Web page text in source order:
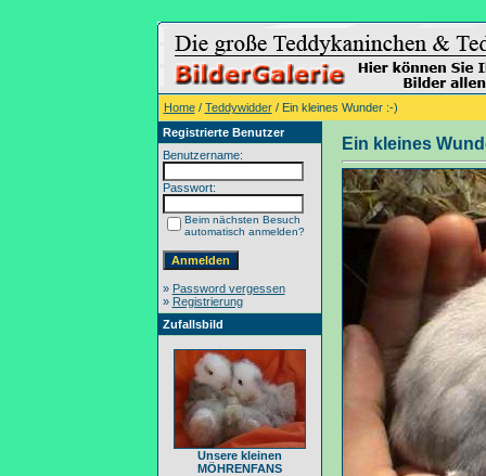
Home/ Teddywidder/ Ein kleines Wunder :-)
Registrierte Benutzer
Benutzername:
Passwort:
Beim nächsten Besuch
automatisch anmelden?
» Password vergessen
» Registrierung
Zufallsbild
Unsere kleinen
MÖHRENFANS
Ein kleines